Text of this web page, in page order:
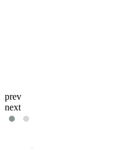
prev
next